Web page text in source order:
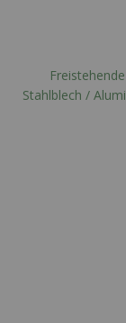
Freistehende
Stahlblech /